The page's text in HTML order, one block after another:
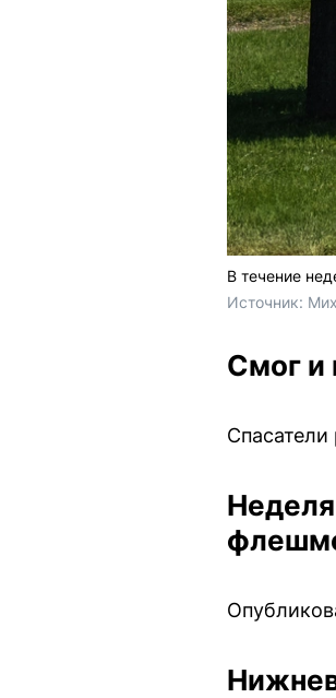
В течение
Источник:
Смог и